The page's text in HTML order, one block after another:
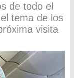
de todo el
tema de los
visita